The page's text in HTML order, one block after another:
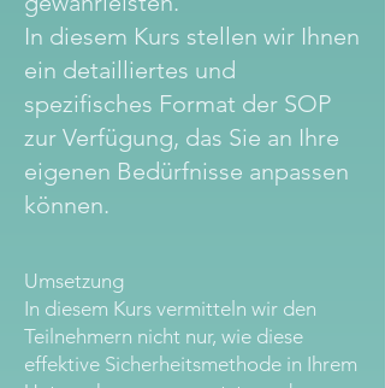
In diesem Kurs stellen wir Ihnen
ein detailliertes und
spezifisches Format der SOP
zur Verfügung, das Sie an Ihre
eigenen Bedürfnisse anpassen
können.
Umsetzung
In diesem Kurs vermitteln wir den
Teilnehmern nicht nur, wie diese
effektive Sicherheitsmethode in Ihrem